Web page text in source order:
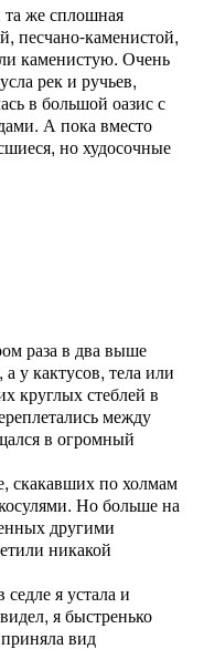
та же сплошная
песчано-каменистой,
каменистую. Очень
рек и ручьев,
в большой оазис с
А пока вместо
но худосочные
раза в два выше
а у кактусов, тела или
круглых стеблей в
между
в огромный
скакавших по холмам
Но больше на
другими
никакой
я устала и
я быстренько
вид